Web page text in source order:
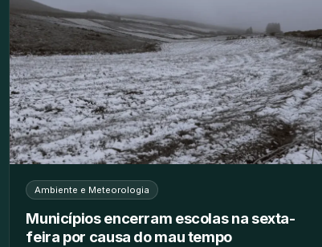
Ambiente e Meteorologia
Municípios encerram escolas na sexta-
feira por causa do mau tempo